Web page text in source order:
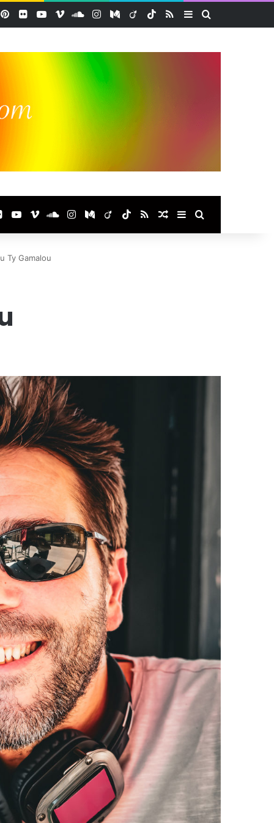
Pinterest
FlickrYouTube
VimeoSoundCloud
Instagram
Medium
ViadeoTikTok
RSSSidebar (barre
FlickrYouTube
VimeoSoundCloud
Instagram
Medium
ViadeoTikTok
RSSArticle Aléatoire
Sidebar (barre
Ty Gamalou
Lecteur